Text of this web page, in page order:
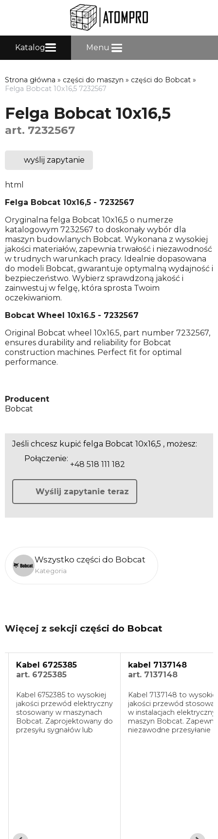
Katalog Menu
Strona główna » części do maszyn » części do Bobcat »
Felga Bobcat 10x16,5 7232567
Felga Bobcat 10x16,5
art. 7232567
wyślij zapytanie
html
Felga Bobcat 10x16,5 - 7232567
Oryginalna felga Bobcat 10x16,5 o numerze
katalogowym 7232567 to doskonały wybór dla
maszyn budowlanych Bobcat. Wykonana z wysokiej
jakości materiałów, zapewnia trwałość i niezawodność
w trudnych warunkach pracy. Idealnie dopasowana
do modeli Bobcat, gwarantuje optymalną wydajność i
bezpieczeństwo. Wybierz sprawdzoną jakość i
zainwestuj w felgę, która sprosta Twoim
oczekiwaniom.
Bobcat Wheel 10x16.5 - 7232567
Original Bobcat wheel 10x16.5, part number 7232567,
ensures durability and reliability for Bobcat
construction machines. Perfect fit for optimal
performance.
Producent
Bobcat
Jeśli chcesz kupić felga Bobcat 10x16,5 , możesz:
Połączenie:
+48 518 111 182
Wyślij zapytanie teraz
Wszystko części do Bobcat
Kategoria
Więcej z sekcji części do Bobcat
Kabel 6725385
art. 6725385
Kabel 6752385 to wysokiej
jakości przewód elektryczny
stosowany w maszynach
Bobcat. Zaprojektowany do
przesyłu sygnałów lub
kabel 7137148
art. 7137148
Kabel 7137148 to wysokiej
jakości przewód
w instalacjach
maszyn Bobcat.
niezawodne przesyłanie